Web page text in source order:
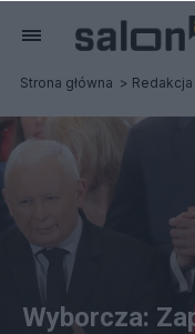
Strona główna Redakcja
Wyborcza: